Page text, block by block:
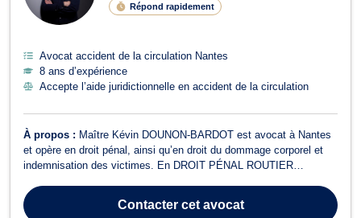
Répond rapidement
Avocat accident de la circulation Nantes
8 ans d’expérience
Accepte l’aide juridictionnelle en accident de la circulation
À propos : Maître Kévin DOUNON-BARDOT est avocat à Nantes
et opère en droit pénal, ainsi qu’en droit du dommage corporel et
indemnisation des victimes. En DROIT PÉNAL ROUTIER
volant, etc.). Il met son savoir faire et ses connaissances
techniques à votre service pour pré...
Contactercet avocat